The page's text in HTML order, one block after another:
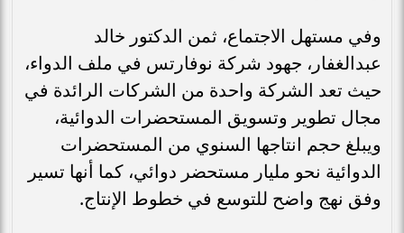
وفي مستهل الاجتماع، ثمن الدكتور خالد
عبدالغفار، جهود شركة نوفارتس في ملف الدواء،
حيث تعد الشركة واحدة من الشركات الرائدة في
مجال تطوير وتسويق المستحضرات الدوائية،
ويبلغ حجم انتاجها السنوي من المستحضرات
الدوائية نحو مليار مستحضر دوائي، كما أنها تسير
وفق نهج واضح للتوسع في خطوط الإنتاج.